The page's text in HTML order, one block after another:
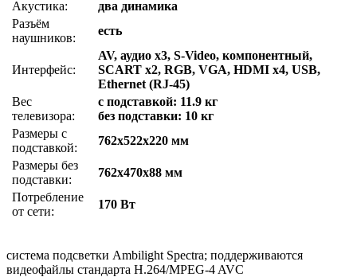
Акустика:
два динамика
Разъём
наушников:
есть
Интерфейс:
AV, аудио x3, S-Video, компонентный,
SCART x2, RGB, VGA, HDMI x4, USB,
Ethernet (RJ-45)
Вес
телевизора:
с подставкой: 11.9 кг
без подставки: 10 кг
Размеры с
подставкой:
762x522x220 мм
Размеры без
подставки:
762x470x88 мм
Потребление
от сети:
170 Вт
система подсветки Ambilight Spectra; поддерживаются
видеофайлы стандарта H.264/MPEG-4 AVC